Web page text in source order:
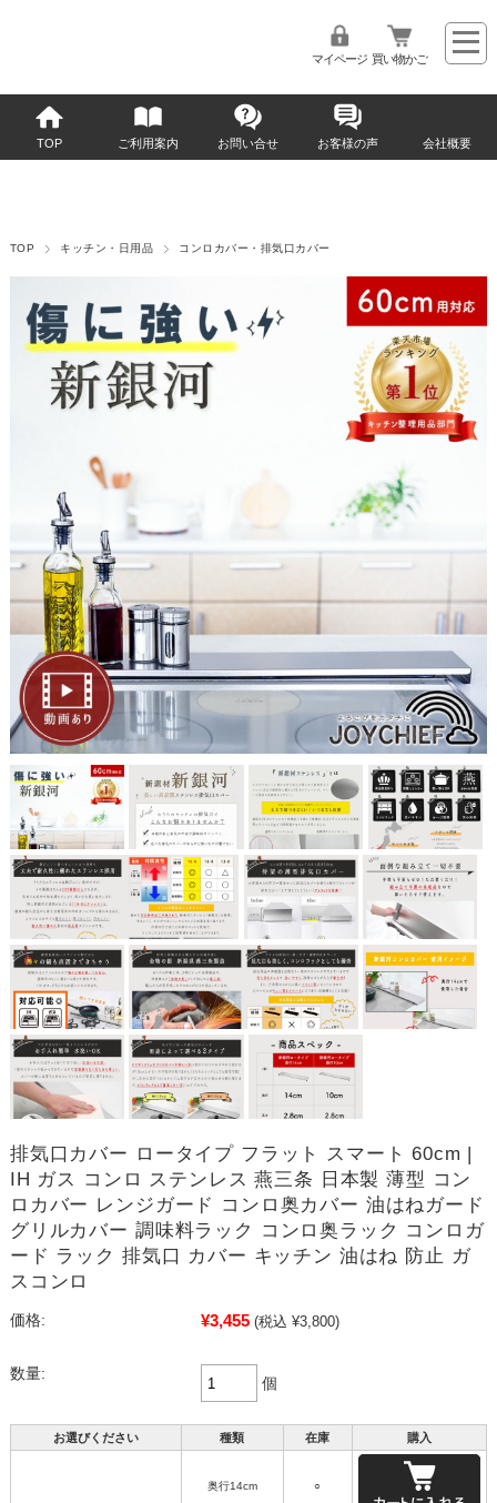
マイページ 買い物かご
TOP ご利用案内 お問い合せ お客様の声 会社概要
TOP キッチン・日用品 コンロカバー・排気口カバー
排気口カバー ロータイプ フラット スマート 60cm |
IH ガス コンロ ステンレス 燕三条 日本製 薄型 コン
ロカバー レンジガード コンロ奥カバー 油はねガード
グリルカバー 調味料ラック コンロ奥ラック コンロガ
ード ラック 排気口 カバー キッチン 油はね 防止 ガ
スコンロ
価格: ¥3,455 (税込 ¥3,800)
数量:
個
お選びください 種類 在庫 購入
奥行14cm ○